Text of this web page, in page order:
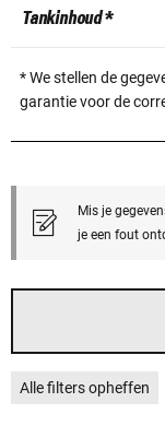
Tankinhoud *
* We stellen de
garantie voor de
Mis je
je een fout
Alle filters opheffen